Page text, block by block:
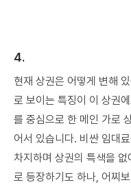
4.
현재 상권은 어떻게 변해
로 보이는 특징이 이 상권
를 중심으로 한 메인 가로
어서 있습니다. 비싼 임대
차지하며 상권의 특색을 없
로 등장하기도 하나, 어찌